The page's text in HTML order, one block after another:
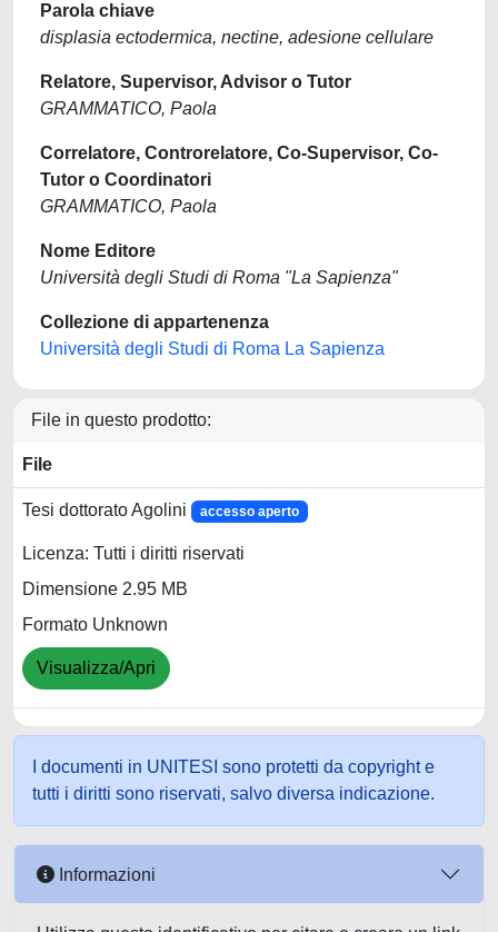
Parola chiave
displasia ectodermica, nectine, adesione cellulare
Relatore, Supervisor, Advisor o Tutor
GRAMMATICO, Paola
Correlatore, Controrelatore, Co-Supervisor, Co-
Tutor o Coordinatori
GRAMMATICO, Paola
Nome Editore
Università degli Studi di Roma "La Sapienza"
Collezione di appartenenza
Università degli Studi di Roma La Sapienza
File in questo prodotto:
File
Tesi dottorato Agolini accesso aperto
Licenza: Tutti i diritti riservati
Dimensione 2.95 MB
Formato Unknown
Visualizza/Apri
I documenti in UNITESI sono protetti da copyright e
tutti i diritti sono riservati, salvo diversa indicazione.
Informazioni